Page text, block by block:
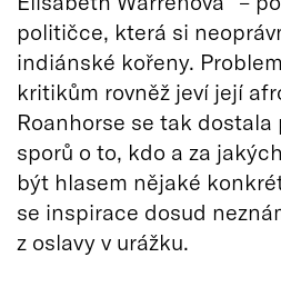
političce, která si
indiánské kořeny.
kritikům rovněž jeví její
Roanhorse se tak
sporů o to, kdo a za
být hlasem nějaké
se inspirace dosud
z oslavy v urážku.